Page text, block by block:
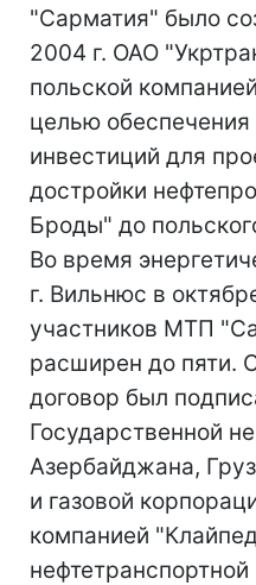
"Сарматия" было
2004 г. ОАО
польской
целью
инвестиций для
достройки
Броды" до
Во время
г. Вильнюс в
участников МТП
расширен до пяти.
договор был
Государственной
Азербайджана,
и газовой
компанией